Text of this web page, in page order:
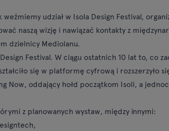
udział w Isola Design Festival,
naszą wizję i nawiązać kontakty z
dzielnicy Mediolanu.
Festival. W ciągu ostatnich 10 lat to, co
się w platformę cyfrową i rozszerzyło
Now, oddający hołd początkom Isoli, a
z planowanych wystaw, między innymi: